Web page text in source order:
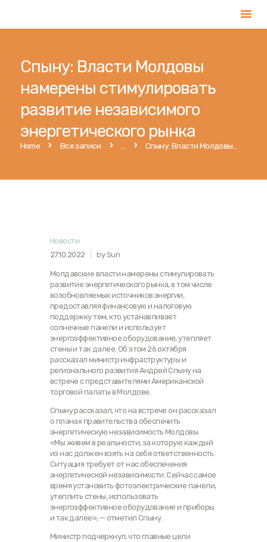
Спыну: Власти Молдовы
намерены стимулировать
развитие независимого
энергетического рынка
Home Все записи Спыну: Власти Молдовы...
Главная
Услуги
Магазин
Публикации
Контакты
Новости
27.10.2022 by Sun
Молдавские власти намерены стимулировать
развитие энергетического рынка, в том числе
возобновляемых источников энергии,
предоставляя финансовую и налоговую
поддержку тем, кто устанавливает
солнечные панели и использует
энергоэффективное оборудование, утепляет
стены и так далее. Об этом 26 октября
рассказал министр инфраструктуры и
регионального развития Андрей Спыну на
встрече с представителями Американской
торговой палаты в Молдове.
Спыну рассказал, что на встрече он рассказал
о планах правительства обеспечить
энергетическую независимость Молдовы.
«Мы живем в реальности, за которую каждый
из нас должен взять на себя ответственность.
Ситуация требует от нас обеспечения
энергетической независимости. Сейчас самое
время установить фотоэлектрические панели,
утеплить стены, использовать
энергоэффективное оборудование и приборы
и так далее», — отметил Спыну.
Министр подчеркнул, что главные цели